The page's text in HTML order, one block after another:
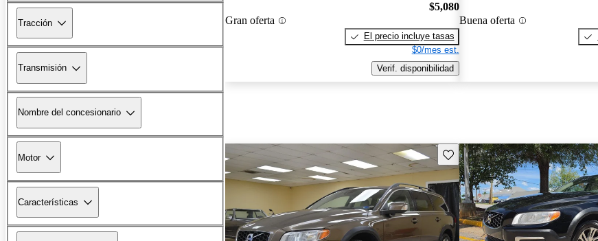
Tracción
Transmisión
Nombre del concesionario
Motor
Características
Gran oferta
$5,080
El precio incluye tasas
$0/mes est.
Verif. disponibilidad
Buena oferta
Guarda este Aviso